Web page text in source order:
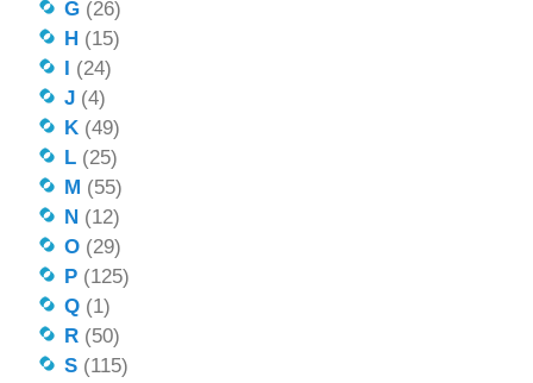
G (26)
H (15)
(24)
J (4)
K (49)
L (25)
M (55)
N (12)
O (29)
P (125)
Q (1)
R (50)
S (115)